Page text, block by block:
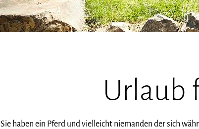
Urlaub
Sie haben ein Pferd und vielleicht niemanden der sich